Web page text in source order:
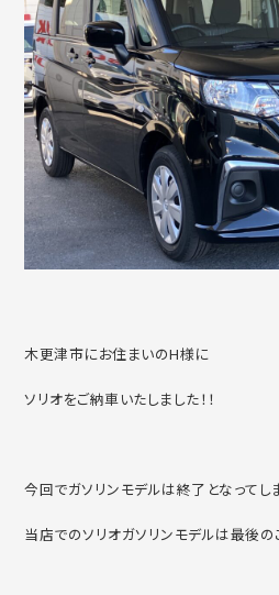
木更津市にお住まいのH様に
ソリオをご納車いたしました！！
今回でガソリンモデルは終了となってし
当店でのソリオガソリンモデルは最後の